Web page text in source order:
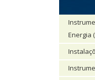
Energia